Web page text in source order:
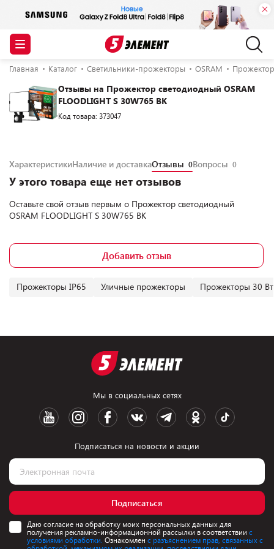
Главная Каталог Светильники-прожекторы OSRAM
Отзывы на Прожектор светодиодный OSRAM
FLOODLIGHT S 30W765 BK
Код товара: 373047
ХарактеристикиНаличие и доставкаОтзывы 0Вопросы 0
У этого товара еще нет отзывов
Оставьте свой отзыв первым о Прожектор светодиодный
OSRAM FLOODLIGHT S 30W765 BK
Добавить отзыв
Прожекторы IP65 Уличные прожекторы Прожекторы 30 Вт
Мы в социальных сетях
Подписаться на новости и акции
Подписаться
Даю согласие на обработку моих персональных данных для
получения рекламно-информационной рассылки в соответствии с
условиями обработки. Ознакомлен с разъяснением прав, связанных с